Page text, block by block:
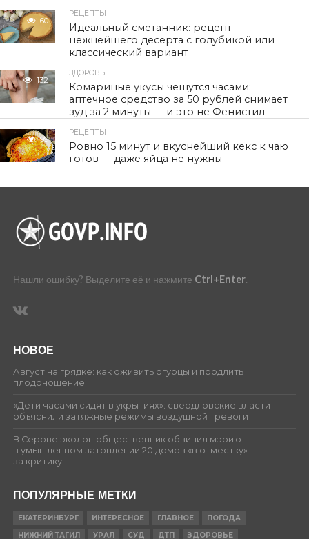
60
РЕЦЕПТЫ
Идеальный сметанник: рецепт
нежнейшего десерта с голубикой или
классический вариант
132
ЗДОРОВЬЕ
Комариные укусы чешутся часами:
аптечное средство за 50 рублей снимает
зуд за 2 минуты — и это не Фенистил
99
РЕЦЕПТЫ
Ровно 15 минут и вкуснейший кекс к чаю
готов — даже яйца не нужны
Нашли ошибку? Выделите её и нажмите Ctrl+Enter.
НОВОЕ
Август на грядке: как оживить огурцы и продлить
плодоношение
«Дети часами сидят в укрытиях»: свердловские власти
объяснили затяжные режимы воздушной тревоги
В Серове эколог-общественник обвинил мэрию
в умышленном затоплении 20 домов «в отместку»
за критику
ПОПУЛЯРНЫЕ МЕТКИ
ЕКАТЕРИНБУРГ ИНТЕРЕСНОЕ ГЛАВНОЕ
ПОГОДА
НИЖНИЙ ТАГИЛ
УРАЛ СУД ДТП ЗДОРОВЬЕ